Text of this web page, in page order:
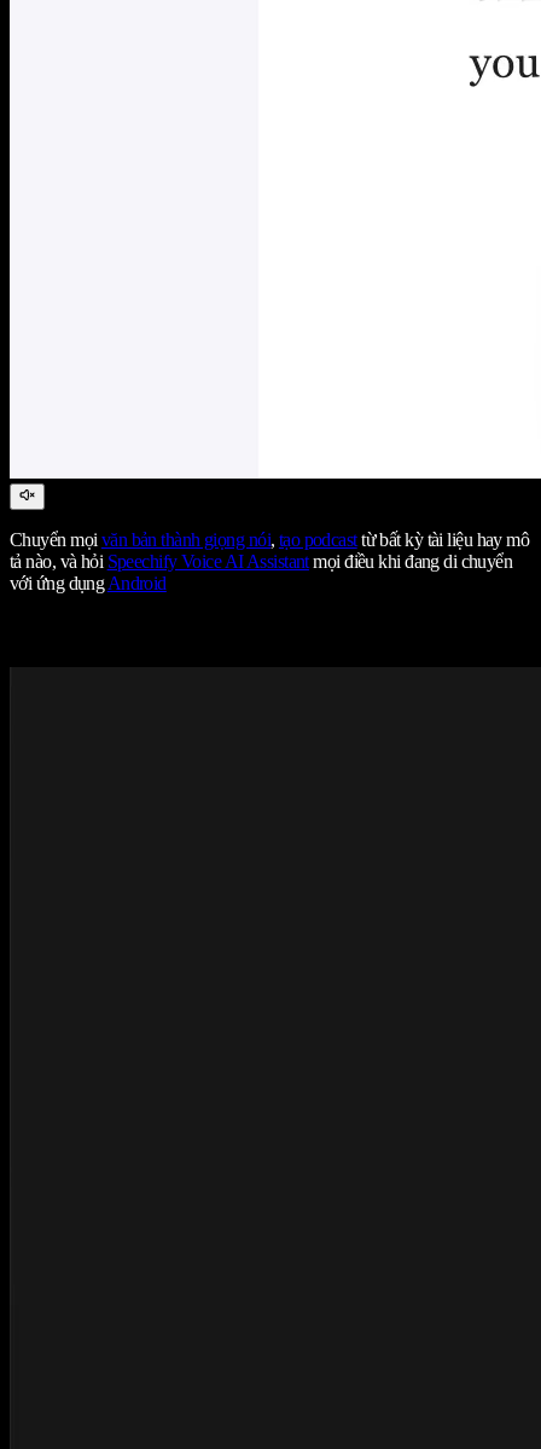
Chuyển mọivăn bản thành giọng nói, tạo podcasttừ bất kỳ tài liệu hay mô
tả nào, và hỏi Speechify Voice AI Assistantmọi điều khi đang di chuyển
với ứng dụngAndroid